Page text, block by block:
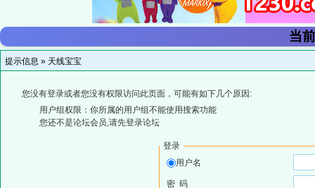
当
提示信息 » 天线宝宝
您没有登录或者您没有权限访问此页面，可能有如下几个原因:
用户组权限：你所属的用户组不能使用搜索功能
您还不是论坛会员,请先登录论坛
登录
用户名
密 码